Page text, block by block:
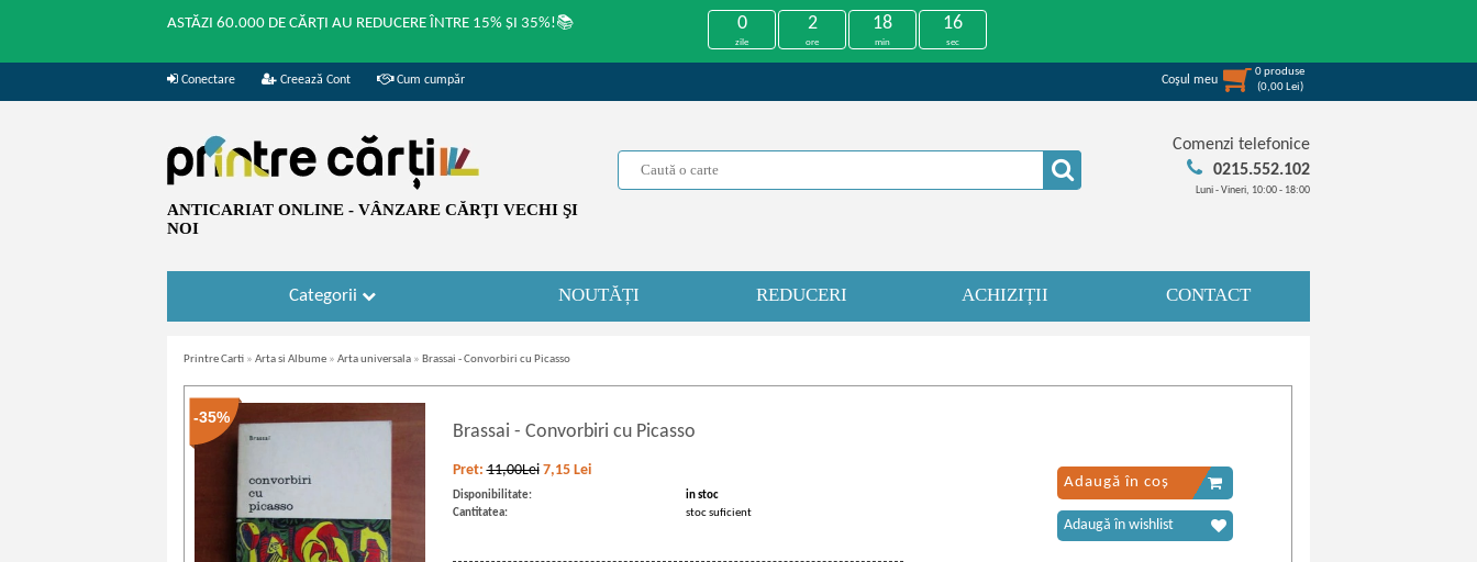
ASTĂZI 60.000 DE CĂRȚI AU REDUCERE ÎNTRE 15% ȘI 35%!📚 0
zile
2
ore
18
min
16
sec
Conectare Creează Cont Cum cumpăr Coşul meu
0produse
(0,00 Lei)
ANTICARIAT ONLINE - VÂNZARE CĂRŢI VECHI ŞI
NOI
Comenzi telefonice
0215.552.102
Luni - Vineri, 10:00 - 18:00
Categorii NOUTĂȚI REDUCERI ACHIZIȚII CONTACT
Printre Carti » Arta si Albume » Arta universala » Brassai - Convorbiri cu Picasso
-35%
Brassai - Convorbiri cu Picasso
Pret:11,00Lei 7,15 Lei
Disponibilitate:
in stoc
Cantitatea:
stoc suficient
Adaugă în coș
Adaugă în wishlist